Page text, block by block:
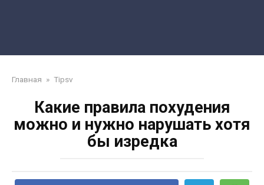
Главная » Tipsv
Какие правила похудения
можно и нужно нарушать хотя
бы изредка